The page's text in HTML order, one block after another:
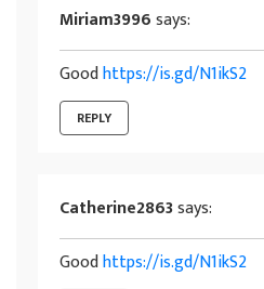
Miriam3996says:
Goodhttps://is.gd/N1ikS2
REPLY
Catherine2863says:
Goodhttps://is.gd/N1ikS2